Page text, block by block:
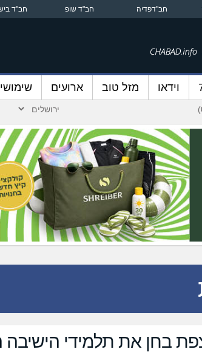
חב"דפדיה חב"ד שופ חב"ד
וידאו מזל טוב ארועים שימושי
בחן את תלמידי הישיבה